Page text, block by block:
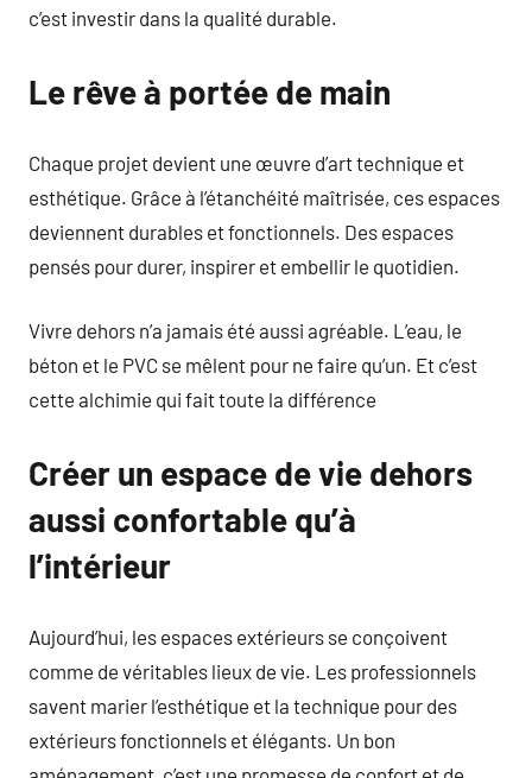
c’est investir dans la qualité durable.
Le rêve à portée de main
Chaque projet devient une œuvre d’art technique et
esthétique. Grâce à l’étanchéité maîtrisée, ces espaces
deviennent durables et fonctionnels. Des espaces
pensés pour durer, inspirer et embellir le quotidien.
Vivre dehors n’a jamais été aussi agréable. L’eau, le
béton et le PVC se mêlent pour ne faire qu’un. Et c’est
cette alchimie qui fait toute la différence
Créer un espace de vie dehors
aussi confortable qu’à
l’intérieur
Aujourd’hui, les espaces extérieurs se conçoivent
comme de véritables lieux de vie. Les professionnels
savent marier l’esthétique et la technique pour des
extérieurs fonctionnels et élégants. Un bon